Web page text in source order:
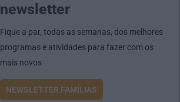
newsletter
Fique a par, todas as semanas, dos melhores
programas e atividades para fazer com os
mais novos
NEWSLETTER FAMÍLIAS